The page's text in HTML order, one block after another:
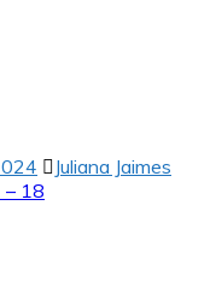
Juliana Jaimes
– 18